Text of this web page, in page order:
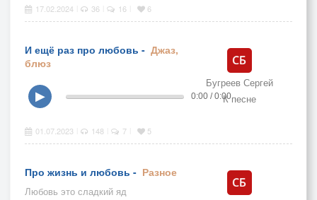
17.02.2024 36 16 6
И ещё раз про любовь - Джаз,
блюз
Бугреев Сергей
К песне
▶ 0:00 / 0:00
01.07.2023 148 7 5
Про жизнь и любовь - Разное
Любовь это сладкий яд